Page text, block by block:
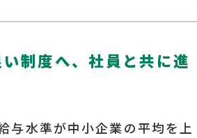
制度へ、社員と共に進
与水準が中小企業の平均を上